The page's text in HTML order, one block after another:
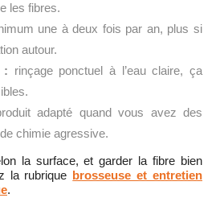
les fibres.
une à deux fois par an, plus si
autour.
: rinçage ponctuel à l’eau claire, ça
adapté quand vous avez des
chimie agressive.
la surface, et garder la fibre bien
la rubrique brosseuse et entretien
.